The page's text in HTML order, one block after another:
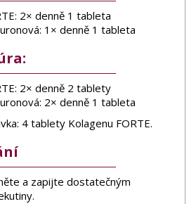
2× denně 1 tableta
1× denně 1 tableta
2× denně 2 tablety
2× denně 1 tableta
4 tablety Kolagenu FORTE.
a zapijte dostatečným